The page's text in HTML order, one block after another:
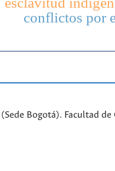
conflictos por
Bogotá). Facultad de